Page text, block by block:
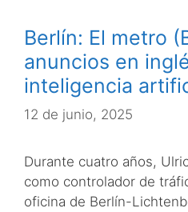
Berlín: El metro
anuncios en
inteligencia
12 de junio, 2025
Durante cuatro años,
como controlador de
oficina de Berlín-